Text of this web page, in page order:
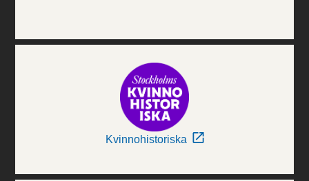
Kvinnohistoriska